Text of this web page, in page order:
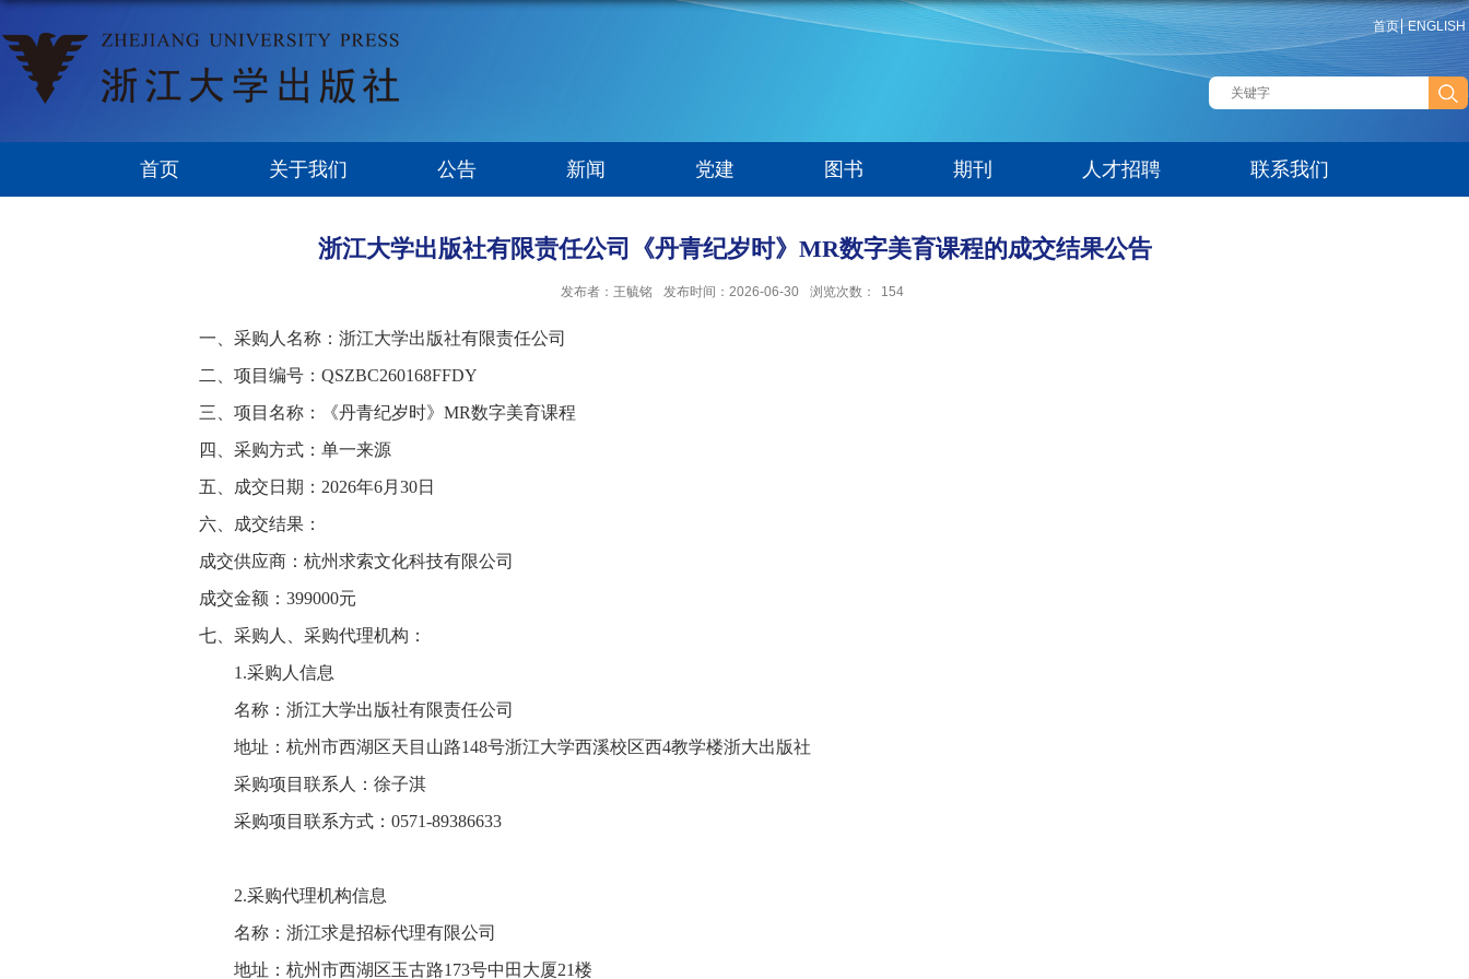
首页 ENGLISH
首页 关于我们 公告 新闻 党建 图书 期刊 人才招聘 联系我们
浙江大学出版社有限责任公司《丹青纪岁时》MR数字美育课程的成交结果公告
发布者：王毓铭 发布时间：2026-06-30 浏览次数： 154
一、采购人名称： 浙江大学出版社有限责任公司
二、项目编号： QSZBC260168FFDY
三、项目名称：
《丹青纪岁时》 MR数字美育课程
四、采购方式： 单一来源
五 、成交日期： 2026年6月 30日
六 、成交结果：
成交供应商：杭州求索文化科技有限公司
成交金额： 399000元
七 、采购人、采购代理机构：
1.采购人信息
名称：浙江大学出版社有限责任公司
地址：杭州市西湖区天目山路148号浙江大学西溪校区西4教学楼浙大出版社
采购项目联系人：徐子淇
采购项目联系方式： 0571-89386633
2.采购代理机构信息
名称：浙江求是招标代理有限公司
地址：杭州市西湖区玉古路173号中田大厦21楼